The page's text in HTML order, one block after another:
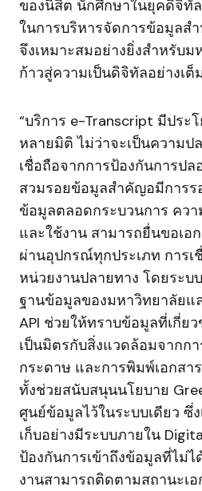
ของนิสิต นักศึกษาในยุคดิจิทั
ในการบริหารจัดการข้อมูลส
จึงเหมาะสมอย่างยิ่งสำหรับ
ก้าวสู่ความเป็นดิจิทัลอย่างเต็
“บริการ e-Transcript มีประ
หลายมิติ ไม่ว่าจะเป็นความ
เชื่อถือจากการป้องกันการป
สวมรอยข้อมูลสำคัญอมีการร
ข้อมูลตลอดกระบวนการ ควา
และใช้งาน สามารถยื่นขอเอ
ผ่านอุปกรณ์ทุกประเภท การ
หน่วยงานปลายทาง โดยระบ
ฐานข้อมูลของมหาวิทยาลัยแ
API ช่วยให้ทราบข้อมูลที่เกี่ย
เป็นมิตรกับสิ่งแวดล้อมจากก
กระดาษ และการพิมพ์เอกสา
ทั้งช่วยสนับสนุนนโยบาย
ศูนย์ข้อมูลไว้ในระบบเดียว ซึ่
เก็บอย่างมีระบบภายใน
ป้องกันการเข้าถึงข้อมูลที่ไม่
งานสามารถติดตามสถานะเ